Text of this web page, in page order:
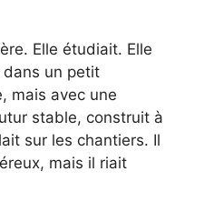
Elle étudiait. Elle
dans un petit
mais avec une
stable, construit à
sur les chantiers. Il
mais il riait